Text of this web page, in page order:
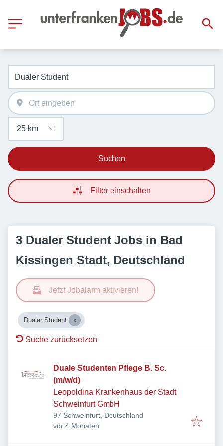
Suchen
Filter einschalten
3 Dualer Student Jobs in Bad
Kissingen Stadt, Deutschland
Jetzt Jobalarm aktivieren!
Dualer Student
Suche zurücksetzen
Duale Studenten Pflege B. Sc.
(m/w/d)
Leopoldina Krankenhaus der Stadt
Schweinfurt GmbH
97 Schweinfurt, Deutschland
Veröffentlicht:
vor 4 Monaten